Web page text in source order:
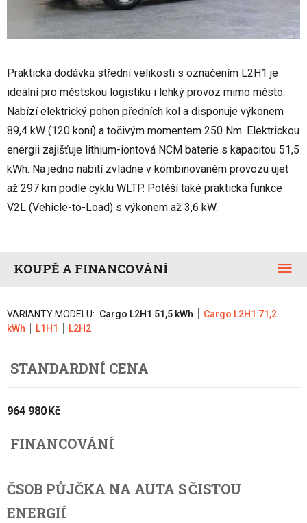
Praktická dodávka střední velikosti s označením L2H1 je
ideální pro městskou logistiku i lehký provoz mimo město.
Nabízí elektrický pohon předních kol a disponuje výkonem
89,4 kW (120 koní) a točivým momentem 250 Nm. Elektrickou
energii zajišťuje lithium-iontová NCM baterie s kapacitou 51,5
kWh. Na jedno nabití zvládne v kombinovaném provozu ujet
až 297 km podle cyklu WLTP. Potěší také praktická funkce
V2L (Vehicle-to-Load) s výkonem až 3,6 kW.
KOUPĚ A FINANCOVÁNÍ
VARIANTY MODELU: Cargo L2H1 51,5 kWh
Cargo L2H1 71,2
kWh
L1H1 L2H2
STANDARDNÍ CENA
964 980 Kč
FINANCOVÁNÍ
ČSOB PŮJČKA NA AUTA S ČISTOU
ENERGIÍ